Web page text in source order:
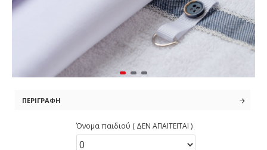
ΠΕΡΙΓΡΑΦΉ
Όνομα παιδιού ( ΔΕΝ ΑΠΑΙΤΕΙΤΑΙ )